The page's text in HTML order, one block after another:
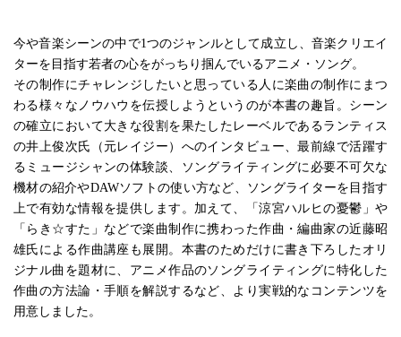
今や音楽シーンの中で1つのジャンルとして成立し、音楽クリエイ
ターを目指す若者の心をがっちり掴んでいるアニメ・ソング。
その制作にチャレンジしたいと思っている人に楽曲の制作にまつ
わる様々なノウハウを伝授しようというのが本書の趣旨。シーン
の確立において大きな役割を果たしたレーベルであるランティス
の井上俊次氏（元レイジー）へのインタビュー、最前線で活躍す
るミュージシャンの体験談、ソングライティングに必要不可欠な
機材の紹介やDAWソフトの使い方など、ソングライターを目指す
上で有効な情報を提供します。加えて、「涼宮ハルヒの憂鬱」や
「らき☆すた」などで楽曲制作に携わった作曲・編曲家の近藤昭
雄氏による作曲講座も展開。本書のためだけに書き下ろしたオリ
ジナル曲を題材に、アニメ作品のソングライティングに特化した
作曲の方法論・手順を解説するなど、より実戦的なコンテンツを
用意しました。